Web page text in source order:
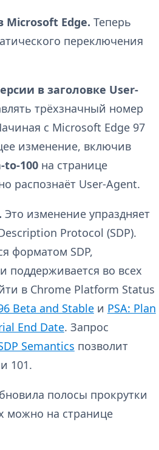
Edge. Теперь
переключения
в заголовке User-
трёхзначный номер
с Microsoft Edge 97
изменение, включив
to-100на странице
распознаёт User-Agent.
Это изменение упраздняет
Protocol (SDP).
форматом SDP,
поддерживается во всех
в Chrome Platform Status
Beta and Stableи PSA: Plan
End Date. Запрос
Semantics позволит
101.
полосы прокрутки
можно на странице